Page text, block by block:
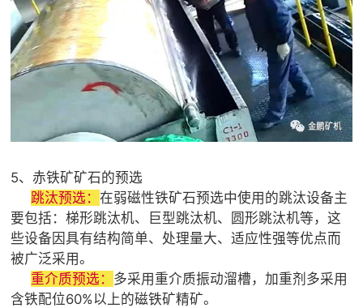
5、赤铁矿矿石的预选
跳汰预选 ：在弱磁性铁矿石预选中使用的跳汰设备主
要包括：梯形跳汰机、巨型跳汰机、圆形跳汰机等，这
些设备因具有结构简单、处理量大、适应性强等优点而
被广泛采用。
重介质预选 ： 多采用重介质振动溜槽，加重剂多采用
含铁配位60%以上的磁铁矿精矿。